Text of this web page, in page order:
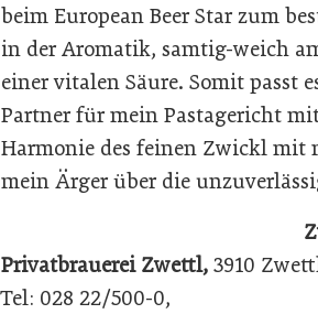
beim European Beer Star zum
in der Aromatik, samtig-weich
einer vitalen Säure. Somit passt
Partner für mein Pastagericht
Harmonie des feinen Zwickl mit
mein Ärger über die
Privatbrauerei Zwettl, 3910
Tel: 028 22/500-0,